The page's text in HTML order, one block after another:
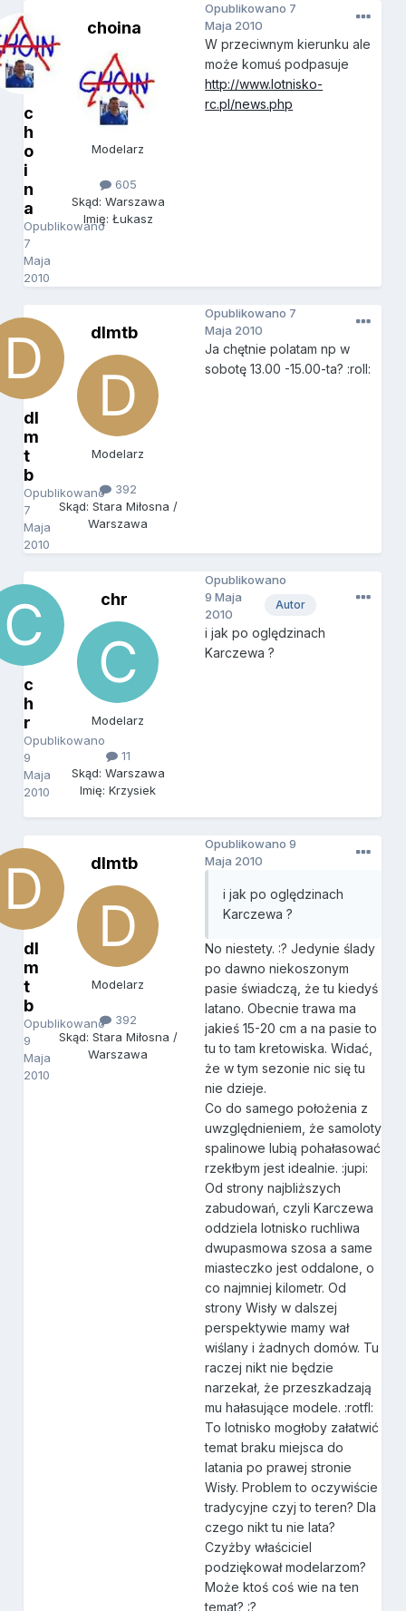
c
h
o
i
n
a
Opublikowano
7
Maja
2010
choina
Modelarz
605
Skąd: Warszawa
Imię: Łukasz
Opublikowano 7
Maja 2010
W przeciwnym kierunku ale
może komuś podpasuje
http://www.lotnisko-
rc.pl/news.php
dl
m
t
b
Opublikowano
7
Maja
2010
dlmtb
Modelarz
392
Skąd: Stara Miłosna /
Warszawa
Opublikowano 7
Maja 2010
Ja chętnie polatam np w
sobotę 13.00 -15.00-ta? :roll:
c
h
r
Opublikowano
9
Maja
2010
chr
Modelarz
11
Skąd: Warszawa
Imię: Krzysiek
Autor
Opublikowano
9 Maja
2010
i jak po oględzinach
Karczewa ?
dl
m
t
b
Opublikowano
9
Maja
2010
dlmtb
Modelarz
392
Skąd: Stara Miłosna /
Warszawa
Opublikowano9
Maja 2010
i jak po oględzinach
Karczewa ?
No niestety. :? Jedynie ślady
po dawno niekoszonym
pasie świadczą, że tu kiedyś
latano. Obecnie trawa ma
jakieś 15-20 cm a na pasie to
tu to tam kretowiska. Widać,
że w tym sezonie nic się tu
nie dzieje.
Co do samego położenia z
uwzględnieniem, że samoloty
spalinowe lubią pohałasować
rzekłbym jest idealnie. :jupi:
Od strony najbliższych
zabudowań, czyli Karczewa
oddziela lotnisko ruchliwa
dwupasmowa szosa a same
miasteczko jest oddalone, o
co najmniej kilometr. Od
strony Wisły w dalszej
perspektywie mamy wał
wiślany i żadnych domów. Tu
raczej nikt nie będzie
narzekał, że przeszkadzają
mu hałasujące modele. :rotfl:
To lotnisko mogłoby załatwić
temat braku miejsca do
latania po prawej stronie
Wisły. Problem to oczywiście
tradycyjne czyj to teren? Dla
czego nikt tu nie lata?
Czyżby właściciel
podziękował modelarzom?
Może ktoś coś wie na ten
temat? :?